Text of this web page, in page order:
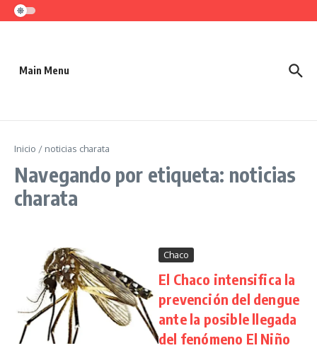
Saltar al contenido
Main Menu
Inicio / noticias charata
Navegando por etiqueta: noticias
charata
Chaco
El Chaco intensifica la
prevención del dengue
ante la posible llegada
del fenómeno El Niño